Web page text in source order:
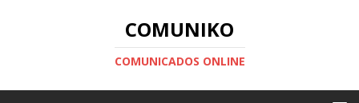
COMUNIKO
COMUNICADOS ONLINE